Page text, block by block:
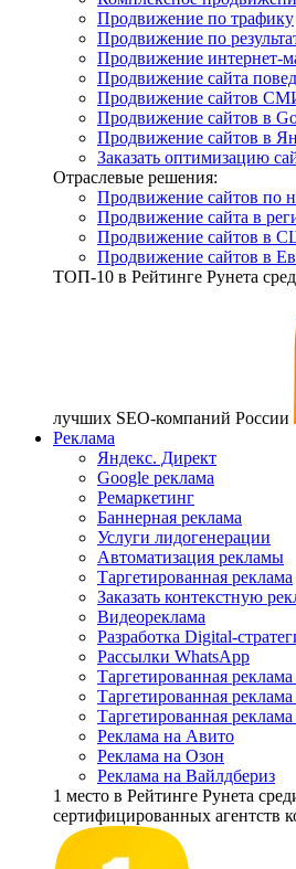
Продвижение по трафику
Продвижение по
Продвижение интернет-
Продвижение сайта
Продвижение сайтов
Продвижение сайтов в
Продвижение сайтов в
Заказать оптимизацию
Отраслевые решения:
Продвижение сайтов по
Продвижение сайта в
Продвижение сайтов в
Продвижение сайтов в
ТОП-10 в Рейтинге Рунета
лучших SEO-компаний России
Реклама
Яндекс. Директ
Google реклама
Ремаркетинг
Баннерная реклама
Услуги лидогенерации
Автоматизация рекламы
Таргетированная реклама
Заказать контекстную
Видеореклама
Разработка Digital-
Рассылки WhatsApp
Таргетированная
Таргетированная
Таргетированная
Реклама на Авито
Реклама на Озон
Реклама на Вайлдбериз
1 место в Рейтинге Рунета
сертифицированных агентств